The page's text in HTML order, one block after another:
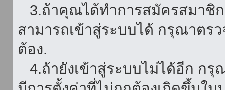
3.ถ้าคุณได้ทำการสมัครสมาชิ
สามารถเข้าสู่ระบบได้ กรุณาตร
ต้อง.
4.ถ้ายังเข้าสู่ระบบไม่ได้อีก กรุ